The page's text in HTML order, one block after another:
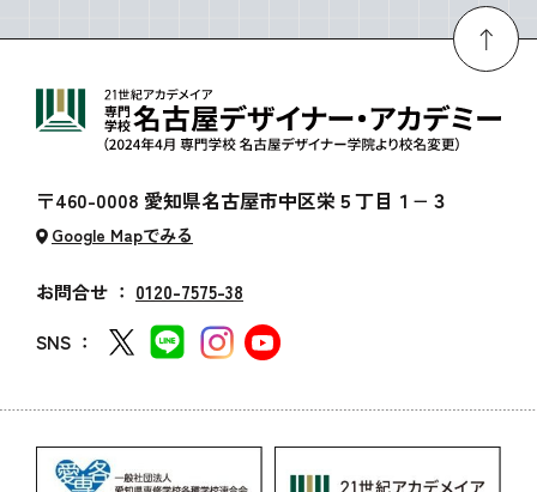
〒460-0008 愛知県名古屋市中区栄５丁目１−３
Google Mapでみる
お問合せ ： 0120-7575-38
SNS ：